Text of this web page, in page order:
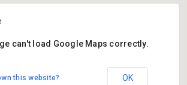
Wijdewormer
1 - Wijdewormer
can't load Google Maps correctly.
this website? OK